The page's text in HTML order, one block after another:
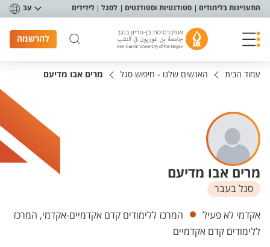
תפריט נגישות
התעניינות בלימודים סטודנטיות וסטודנטים לסגל לידידים עב
להרשמה
עמוד הבית האנשים שלנו - חיפוש סגל מרים אבו מדיעם
מרים אבו מדיעם
סגל בעבר
יחידות
אקדמי לא פעיל
המרכז ללימודים קדם אקדמיים-אקדמי, המרכז
ללימודים קדם אקדמיים